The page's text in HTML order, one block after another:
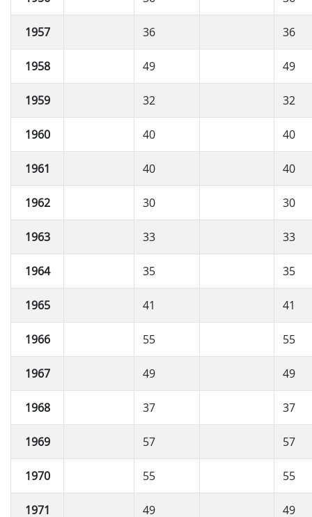
1957 36 36
1958 49 49
1959 32 32
1960 40 40
1961 40 40
1962 30 30
1963 33 33
1964 35 35
1965 41 41
1966 55 55
1967 49 49
1968 37 37
1969 57 57
1970 55 55
1971 49 49